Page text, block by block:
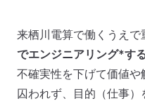
来栖川電算で働くうえで
でエンジニアリング*す
不確実性を下げて価値
囚われず、目的（仕事